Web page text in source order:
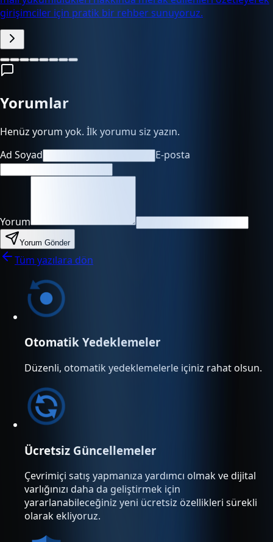
girişimciler için pratik bir rehber sunuyoruz.
Yorumlar
Henüz yorum yok. İlk yorumu siz yazın.
Ad Soyad
E-posta
Yorum
Yorum Gönder
Tüm yazılara dön
Otomatik Yedeklemeler
Düzenli, otomatik yedeklemelerle içiniz rahat olsun.
Ücretsiz Güncellemeler
Çevrimiçi satış yapmanıza yardımcı olmak ve dijital
varlığınızı daha da geliştirmek için
yararlanabileceğiniz yeni ücretsiz özellikleri sürekli
olarak ekliyoruz.